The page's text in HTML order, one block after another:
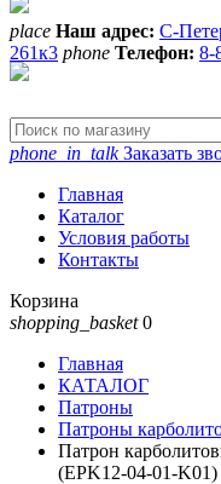
place Наш адрес: С-
261к3 phone Телефон: 8-
phone_in_talkЗаказать
Главная
Каталог
Условия работы
Контакты
Корзина
shopping_basket 0
Главная
КАТАЛОГ
Патроны
Патроны
Патрон
(EPK12-04-01-K01)